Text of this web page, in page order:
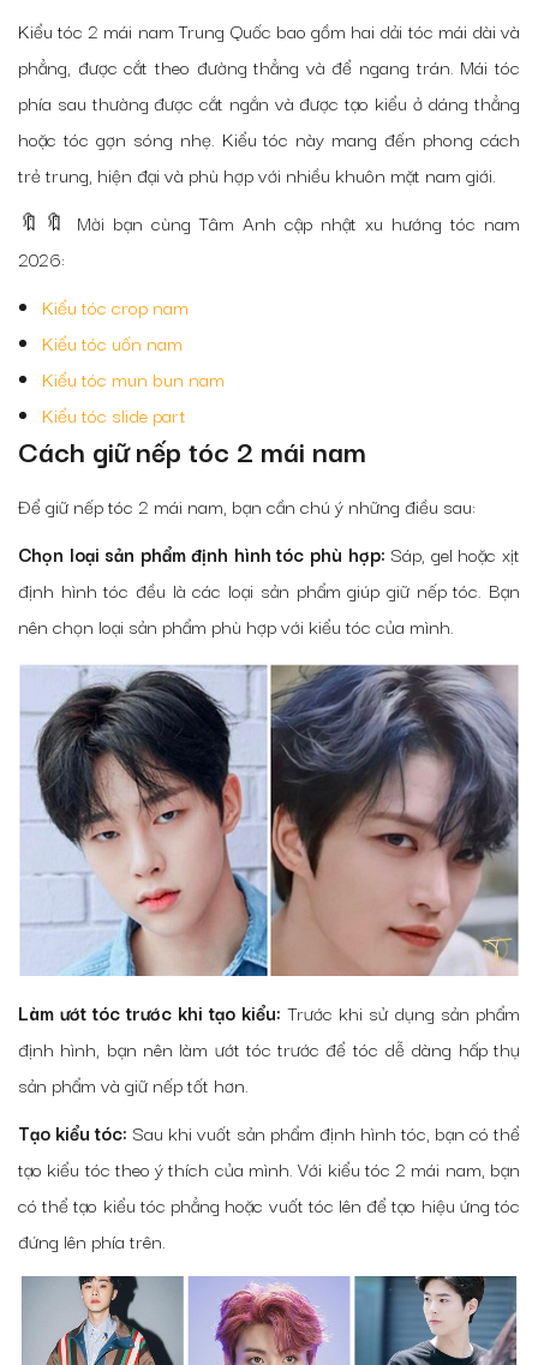
Kiểu tóc 2 mái nam Trung Quốc bao gồm hai dải tóc mái dài và
phẳng, được cắt theo đường thẳng và để ngang trán. Mái tóc
phía sau thường được cắt ngắn và được tạo kiểu ở dáng thẳng
hoặc tóc gợn sóng nhẹ. Kiểu tóc này mang đến phong cách
trẻ trung, hiện đại và phù hợp với nhiều khuôn mặt nam giới.
🔖🔖 Mời bạn cùng Tâm Anh cập nhật xu hướng tóc nam
2026:
Kiểu tóc crop nam
Kiểu tóc uốn nam
Kiểu tóc mun bun nam
Kiểu tóc slide part
Cách giữ nếp tóc 2 mái nam
Để giữ nếp tóc 2 mái nam, bạn cần chú ý những điều sau:
Chọn loại sản phẩm định hình tóc phù hợp:Sáp, gel hoặc xịt
định hình tóc đều là các loại sản phẩm giúp giữ nếp tóc. Bạn
nên chọn loại sản phẩm phù hợp với kiểu tóc của mình.
Làm ướt tóc trước khi tạo kiểu:Trước khi sử dụng sản phẩm
định hình, bạn nên làm ướt tóc trước để tóc dễ dàng hấp thụ
sản phẩm và giữ nếp tốt hơn.
Tạo kiểu tóc: Sau khi vuốt sản phẩm định hình tóc, bạn có thể
tạo kiểu tóc theo ý thích của mình. Với kiểu tóc 2 mái nam, bạn
có thể tạo kiểu tóc phẳng hoặc vuốt tóc lên để tạo hiệu ứng tóc
đứng lên phía trên.